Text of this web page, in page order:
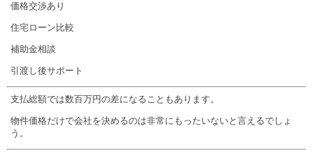
価格交渉あり
住宅ローン比較
補助金相談
引渡し後サポート
支払総額では数百万円の差になることもあります。
物件価格だけで会社を決めるのは非常にもったいないと言えるでしょ
う。